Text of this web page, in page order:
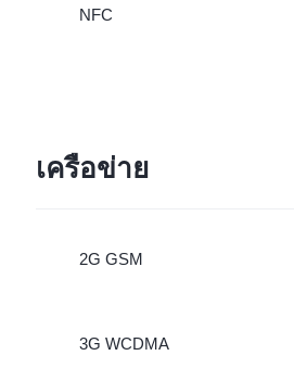
NFC
เครือข่าย
2G GSM
3G WCDMA